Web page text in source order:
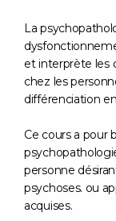
La
et interprète les
chez les
différenciation
Ce cours a pour
personne
psychoses. ou
acquises.